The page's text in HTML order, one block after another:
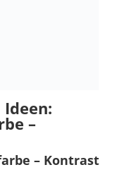
–
– Kontrast